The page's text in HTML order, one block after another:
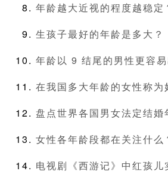
年龄越大近视的程度越稳定
生孩子最好的年龄是多大？
年龄以 9 结尾的男性更容易
在我国多大年龄的女性称为
盘点世界各国男女法定结婚
女性各年龄段都在关注什么
电视剧《西游记》中红孩